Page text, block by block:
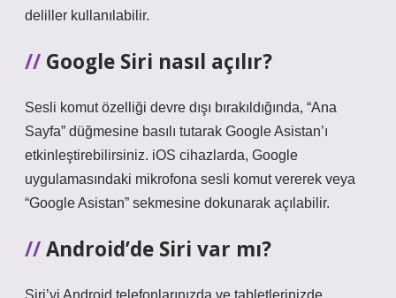
deliller kullanılabilir.
Google Siri nasıl açılır?
Sesli komut özelliği devre dışı bırakıldığında, “Ana
Sayfa” düğmesine basılı tutarak Google Asistan’ı
etkinleştirebilirsiniz. iOS cihazlarda, Google
uygulamasındaki mikrofona sesli komut vererek veya
“Google Asistan” sekmesine dokunarak açılabilir.
Android’de Siri var mı?
Siri’yi Android telefonlarınızda ve tabletlerinizde